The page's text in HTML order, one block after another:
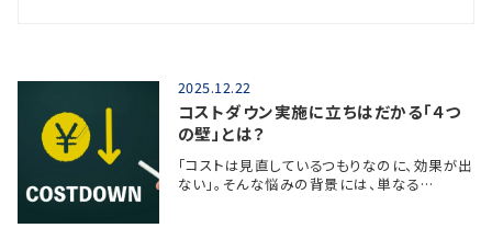
2025.12.22
コストダウン実施に立ちはだかる「４つ
の壁」とは？
「コストは見直しているつもりなのに、効果が出
ない」。そんな悩みの背景には、単なる…